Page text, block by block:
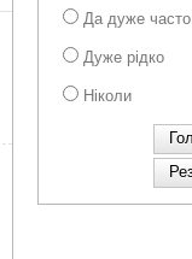
Да дуже часто
Дуже рідко
Ніколи